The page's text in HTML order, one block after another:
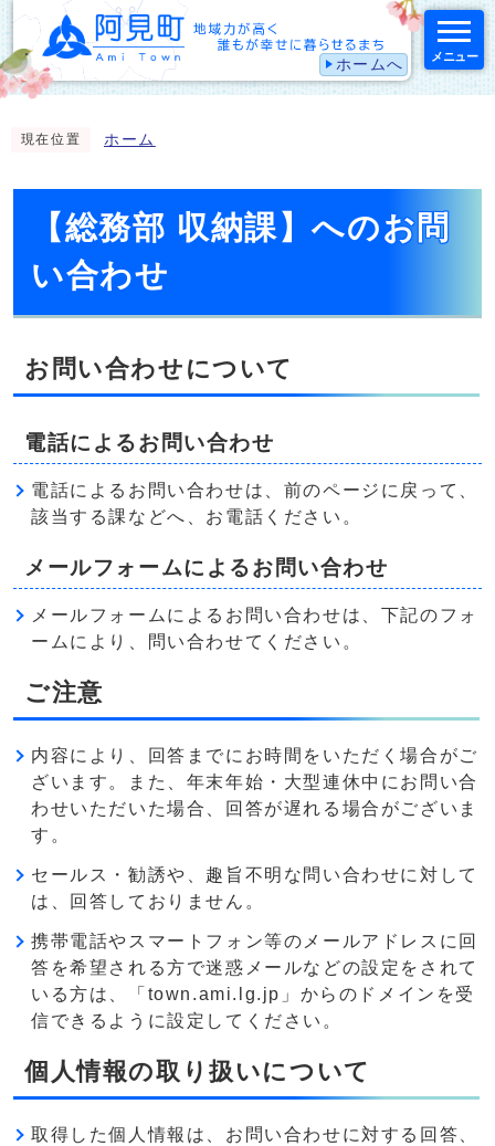
ホームへ メニュー
現在位置 ホーム
【総務部 収納課】へのお問
い合わせ
お問い合わせについて
電話によるお問い合わせ
電話によるお問い合わせは、前のページに戻って、
該当する課などへ、お電話ください。
メールフォームによるお問い合わせ
メールフォームによるお問い合わせは、下記のフォ
ームにより、問い合わせてください。
ご注意
内容により、回答までにお時間をいただく場合がご
ざいます。また、年末年始・大型連休中にお問い合
わせいただいた場合、回答が遅れる場合がございま
す。
セールス・勧誘や、趣旨不明な問い合わせに対して
は、回答しておりません。
携帯電話やスマートフォン等のメールアドレスに回
答を希望される方で迷惑メールなどの設定をされて
いる方は、「town.ami.lg.jp」からのドメインを受
信できるように設定してください。
個人情報の取り扱いについて
取得した個人情報は、お問い合わせに対する回答、